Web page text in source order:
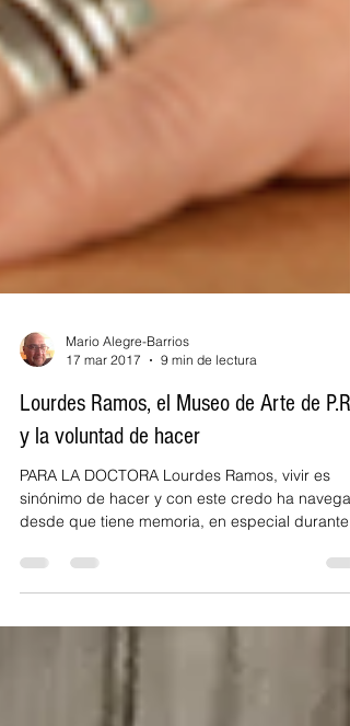
17 mar 2017
9 min de lectura
Lourdes Ramos, el Museo de Arte de P.R.
y la voluntad de hacer
PARA LA DOCTORA Lourdes Ramos, vivir es
desde que tiene memoria, en especial durante
los...